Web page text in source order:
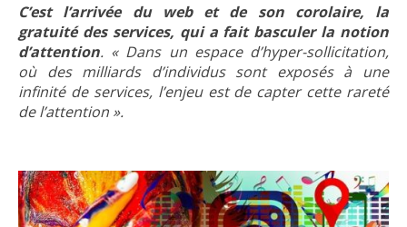
C’est l’arrivée du web et de son corolaire, la
gratuité des services, qui a fait basculer la notion
d’attention. « Dans un espace d’hyper-sollicitation,
où des milliards d’individus sont exposés à une
infinité de services, l’enjeu est de capter cette rareté
de l’attention ».